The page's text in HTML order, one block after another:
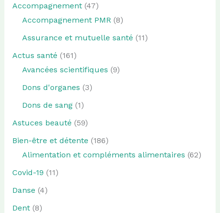
Accompagnement(47)
Accompagnement PMR (8)
Assurance et mutuelle santé (11)
Actus santé (161)
Avancées scientifiques (9)
Dons d'organes (3)
Dons de sang(1)
Astuces beauté (59)
Bien-être et détente (186)
Alimentation et compléments alimentaires (62)
Covid-19 (11)
Danse (4)
Dent(8)